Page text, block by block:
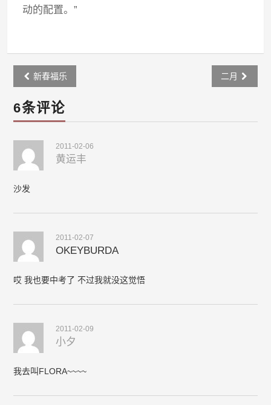
动的配置。”
Post
navigation
新春福乐 二月
6条评论
2011-02-06
黄运丰
沙发
2011-02-07
OKEYBURDA
哎 我也要中考了 不过我就没这觉悟
2011-02-09
小夕
我去叫FLORA~~~~